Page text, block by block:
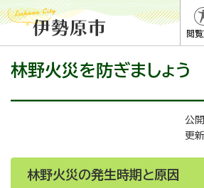
閲
林野火災を防ぎましょう
公
更
林野火災の発生時期と原因